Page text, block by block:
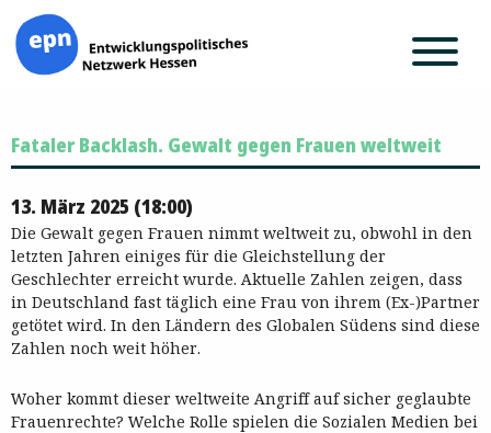
Inhalt
springen
Fataler Backlash. Gewalt gegen Frauen weltweit
13. März 2025 (18:00)
Die Gewalt gegen Frauen nimmt weltweit zu, obwohl in den
letzten Jahren einiges für die Gleichstellung der
Geschlechter erreicht wurde. Aktuelle Zahlen zeigen, dass
in Deutschland fast täglich eine Frau von ihrem (Ex-)Partner
getötet wird. In den Ländern des Globalen Südens sind diese
Zahlen noch weit höher.
Woher kommt dieser weltweite Angriff auf sicher geglaubte
Frauenrechte? Welche Rolle spielen die Sozialen Medien bei